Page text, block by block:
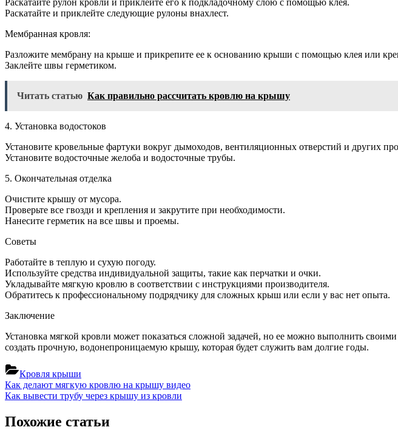
Раскатайте и приклейте следующие рулоны внахлест.
Мембранная кровля:
Разложите мембрану на крыше и прикрепите ее к основанию крыши с помощью клея или
Заклейте швы герметиком.
Читать статью Как правильно рассчитать кровлю на крышу
4. Установка водостоков
Установите кровельные фартуки вокруг дымоходов, вентиляционных отверстий и других
Установите водосточные желоба и водосточные трубы.
5. Окончательная отделка
Очистите крышу от мусора.
Проверьте все гвозди и крепления и закрутите при необходимости.
Нанесите герметик на все швы и проемы.
Советы
Работайте в теплую и сухую погоду.
Используйте средства индивидуальной защиты, такие как перчатки и очки.
Укладывайте мягкую кровлю в соответствии с инструкциями производителя.
Обратитесь к профессиональному подрядчику для сложных крыш или если у вас нет опыта.
Заключение
Установка мягкой кровли может показаться сложной задачей, но ее можно выполнить
создать прочную, водонепроницаемую крышу, которая будет служить вам долгие годы.
Кровля крыши
Навигация
по
записям
Previous
Post:
Как делают мягкую кровлю на крышу видео
Next
Как вывести трубу через крышу из кровли
Похожие статьи